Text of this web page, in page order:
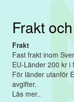
Frakt
Frakt
Fast frakt inom
EU-Länder 200 kr i
För länder utanför
avgifter.
Läs mer..